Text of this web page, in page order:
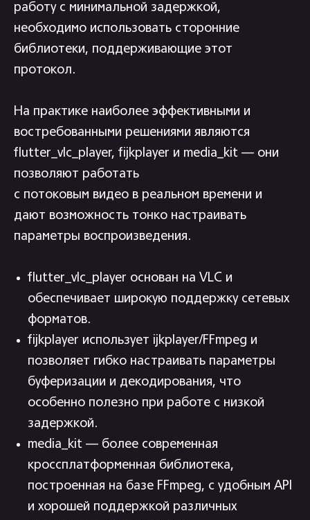
работу с минимальной задержкой,
необходимо использовать сторонние
библиотеки, поддерживающие этот
протокол.
На практике наиболее эффективными и
востребованными решениями являются
flutter_vlc_player, fijkplayer и media_kit — они
позволяют работать
с потоковым видео в реальном времени и
дают возможность тонко настраивать
параметры воспроизведения.
flutter_vlc_player основан на VLC и
обеспечивает широкую поддержку сетевых
форматов.
fijkplayer использует ijkplayer/FFmpeg и
позволяет гибко настраивать параметры
буферизации и декодирования, что
особенно полезно при работе с низкой
задержкой.
media_kit — более современная
кроссплатформенная библиотека,
построенная на базе FFmpeg, с удобным API
и хорошей поддержкой различных